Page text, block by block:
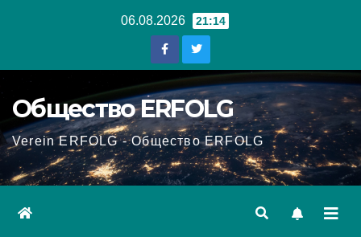
06.08.2026 21:14
Общество ERFOLG
Verein ERFOLG - Общество ERFOLG